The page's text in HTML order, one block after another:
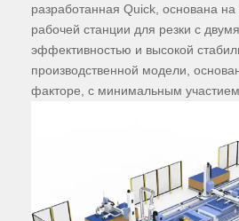
разработанная Quick, основана на
рабочей станции для резки с
эффективностью и высокой
производственной модели,
факторе, с минимальным участием